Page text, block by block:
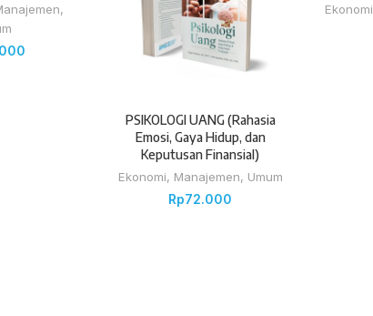
,
PSIKOLOGI UANG (Rahasia
Emosi, Gaya Hidup, dan
Keputusan Finansial)
Ekonomi, Manajemen, Umum
Rp72.000
Ekonomi